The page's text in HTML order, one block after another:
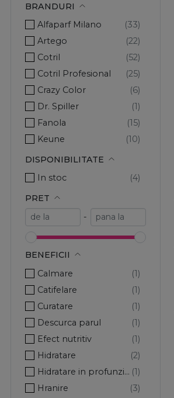
BRANDURI
Alfaparf Milano
Artego
Cotril
Cotril Profesional
Crazy Color
Dr. Spiller
Fanola
Keune
Lakme
Milkshake
Nika
Olaplex
Pachete Promo
Wella Professionals
Wella SP
DISPONIBILITATE
In stoc
PRET
-
BENEFICII
Calmare
Catifelare
Curatare
Descurca parul
Efect nutritiv
Hidratare
Hidratare in profunzime
Hranire